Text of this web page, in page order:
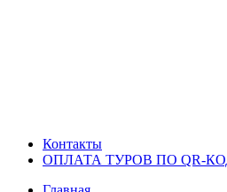
Контакты
ОПЛАТА ТУРОВ ПО QR-